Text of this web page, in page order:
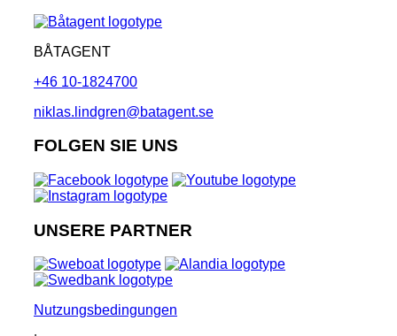
BÅTAGENT
+46 10-1824700
niklas.lindgren@batagent.se
FOLGEN SIE UNS
UNSERE PARTNER
Nutzungsbedingungen